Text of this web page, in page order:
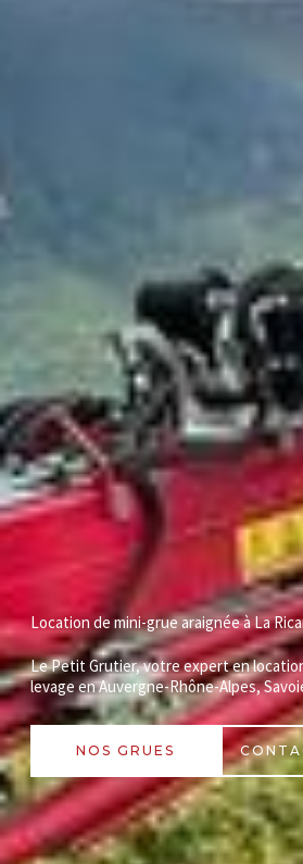
Location de mini-grue araignée à La
Le Petit Grutier, votre expert en
levage en Auvergne-Rhône-Alpes,
NOS GRUES